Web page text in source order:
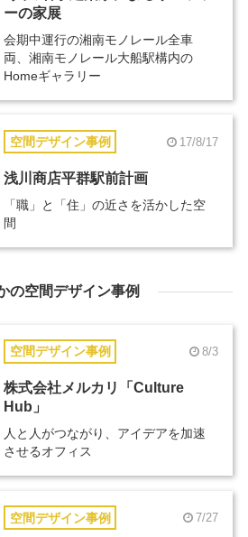
ーの家展
会期中運行の湘南モノレール全車
両、湘南モノレール大船駅構内の
Homeギャラリー
空間デザイン事例 17/8/17
浅川商店平群駅前計画
「職」と「住」の近さを活かした空
間
の空間デザイン事例
空間デザイン事例 8/3
株式会社メルカリ「Culture
Hub」
人と人がつながり、アイデアを加速
させるオフィス
空間デザイン事例 7/27